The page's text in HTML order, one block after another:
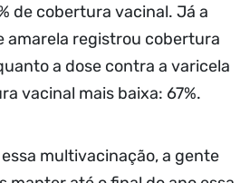
de cobertura vacinal. Já a
amarela registrou cobertura
a dose contra a varicela
vacinal mais baixa: 67%.
essa multivacinação, a gente